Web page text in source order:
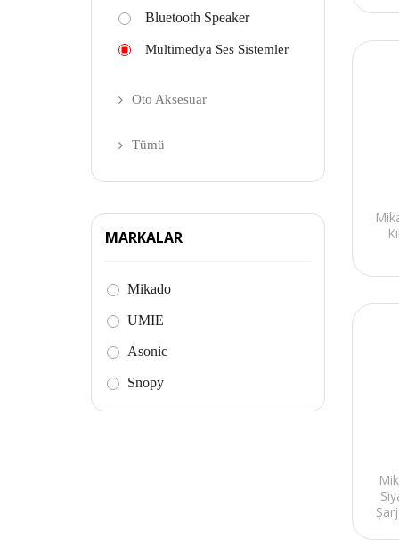
Bluetooth Speaker
Multimedya Ses Sistemler
Oto Aksesuar
Tümü
MARKALAR
Mikado
UMIE
Asonic
Snopy